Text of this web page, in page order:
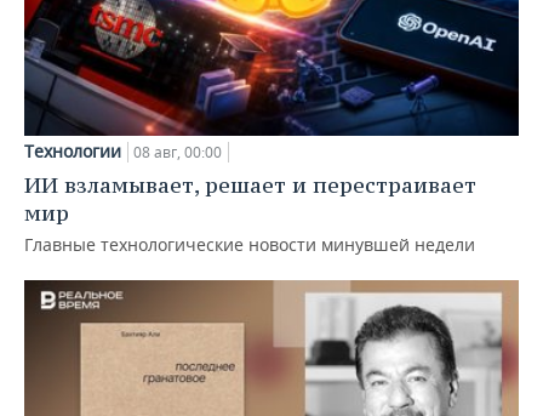
Технологии 08 авг, 00:00
ИИ взламывает, решает и перестраивает
мир
Главные технологические новости минувшей недели